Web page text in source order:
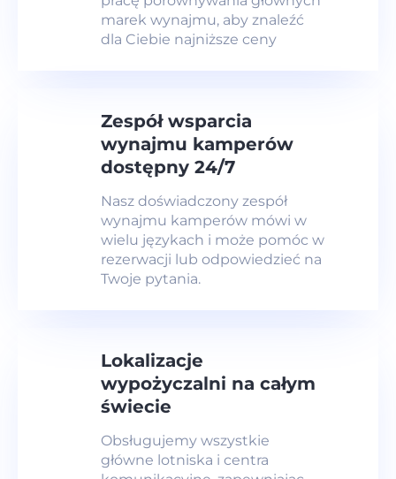
marek wynajmu, aby znaleźć
dla Ciebie najniższe ceny
Zespół wsparcia
wynajmu kamperów
dostępny 24/7
Nasz doświadczony zespół
wynajmu kamperów mówi w
wielu językach i może pomóc w
rezerwacji lub odpowiedzieć na
Twoje pytania.
Lokalizacje
wypożyczalni na całym
świecie
Obsługujemy wszystkie
główne lotniska i centra